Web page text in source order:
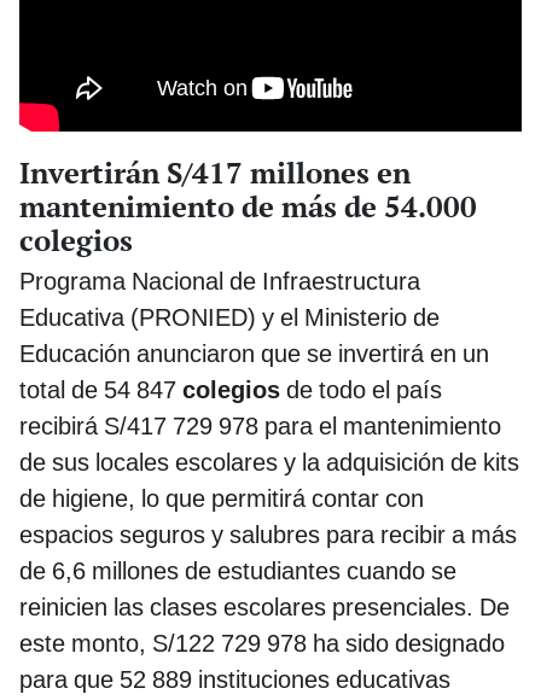
Invertirán S/417 millones en
mantenimiento de más de 54.000
colegios
Programa Nacional de Infraestructura
Educativa (PRONIED) y el Ministerio de
Educación anunciaron que se invertirá en un
total de 54 847 colegios de todo el país
recibirá S/417 729 978 para el mantenimiento
de sus locales escolares y la adquisición de kits
de higiene, lo que permitirá contar con
espacios seguros y salubres para recibir a más
de 6,6 millones de estudiantes cuando se
reinicien las clases escolares presenciales. De
este monto, S/122 729 978 ha sido designado
para que 52 889 instituciones educativas